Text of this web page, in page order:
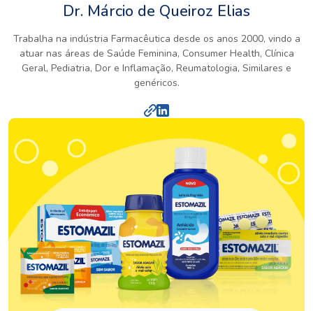
Dr. Márcio de Queiroz Elias
Trabalha na indústria Farmacêutica desde os anos 2000, vindo a
atuar nas áreas de Saúde Feminina, Consumer Health, Clínica
Geral, Pediatria, Dor e Inflamação, Reumatologia, Similares e
genéricos.